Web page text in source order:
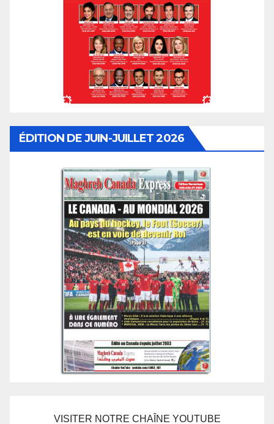
ÉDITION DE JUIN-JUILLET 2026
VISITER NOTRE CHAÎNE YOUTUBE